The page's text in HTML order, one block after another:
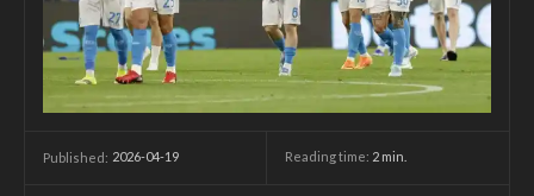
Published: 2026-04-19 Reading time: 2 min.